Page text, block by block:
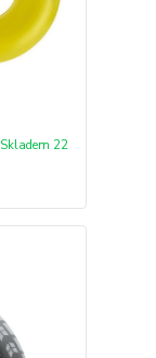
Skladem 22